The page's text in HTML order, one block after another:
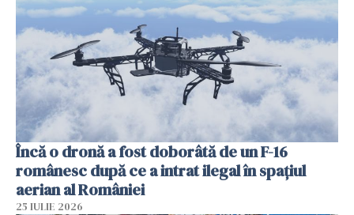
Încă o dronă a fost doborâtă de un F-16
românesc după ce a intrat ilegal în spațiul
aerian al României
25 IULIE 2026